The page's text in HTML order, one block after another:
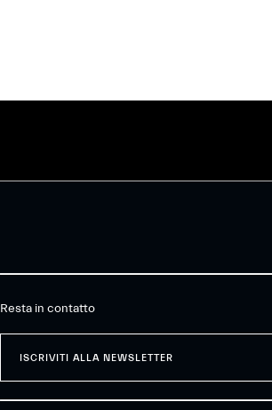
Resta in contatto
ISCRIVITI ALLA NEWSLETTER